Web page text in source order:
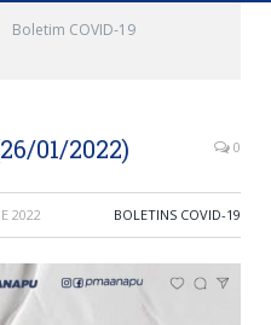
Boletim COVID-19
01/2022) 0
2022 BOLETINS COVID-19